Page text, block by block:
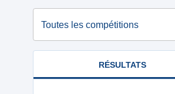
Toutes les compétitions
RÉSULTATS